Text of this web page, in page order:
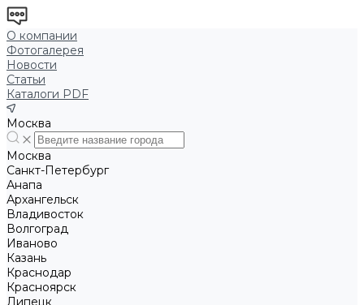
О компании
Фотогалерея
Новости
Статьи
Каталоги PDF
Москва
Москва
Санкт-Петербург
Анапа
Архангельск
Владивосток
Волгоград
Иваново
Казань
Краснодар
Красноярск
Липецк